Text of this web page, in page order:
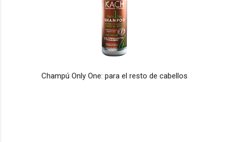
Champú Only One: para el resto de cabellos